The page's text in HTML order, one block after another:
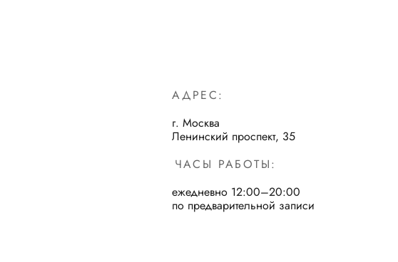
АДРЕС:
г. Москва
Ленинский проспект, 35
ЧАСЫ РАБОТЫ:
ежедневно 12:00–20:00
по предварительной записи